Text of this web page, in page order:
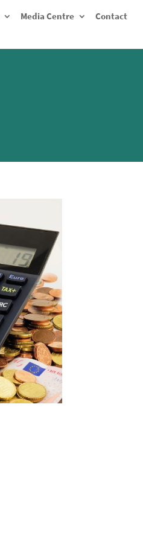
Media Centre Contact